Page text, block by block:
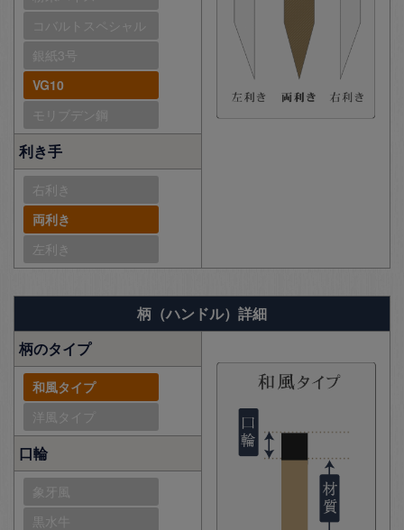
コバルトスペシャル
銀紙3号
VG10
モリブデン鋼
利き手
右利き
両利き
左利き
柄（ハンドル）詳細
柄のタイプ
和風タイプ
洋風タイプ
口輪
象牙風
黒水牛